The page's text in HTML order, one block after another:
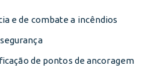
e de combate a incêndios
de pontos de ancoragem